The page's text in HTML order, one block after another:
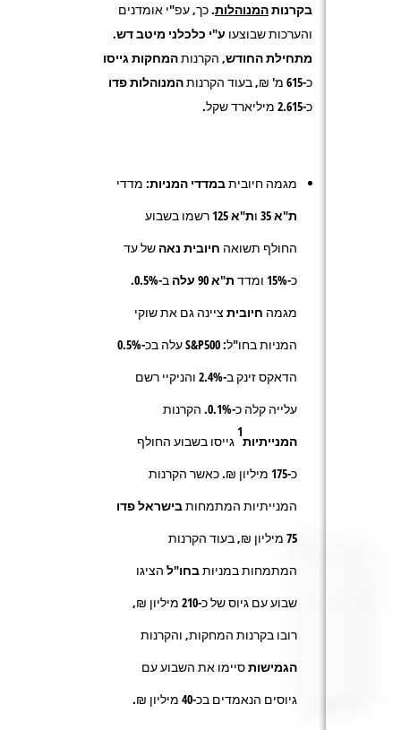
בקרנותהמנוהלות. כך, עפ"י אומדנים
והערכות שבוצעו ע"י כלכלני מיטב דש.
מתחילת החודש, הקרנותהמחקותגייסו
כ-615 מ' ₪, בעוד הקרנותהמנוהלות פדו
כ-2.615 מיליארד שקל.
מגמה חיוביתבמדדי המניות: מדדי
ת"א 35
ות"א 125
רשמו בשבוע
החולף תשואה חיובית נאה של עד
כ-15% ומדד ת"א 90 עלה ב-0.5%
.
מגמה חיובית ציינה גם את שוקי
המניות בחו"ל: S&P500 עלה בכ-0.5%
הדאקס זינק ב-2.4% והניקיי רשם
עלייה קלה כ-0.1%. הקרנות
המנייתיות
1
גייסו בשבוע החולף
כ-175 מיליון ₪. כאשר הקרנות
המנייתיות המתמחותבישראלפדו
75 מיליון ₪,בעוד הקרנות
המתמחות במניותבחו"ל הציגו
שבוע עם גיוס של כ-210 מיליון ₪,
רובו בקרנות המחקות, והקרנות
הגמישותסיימו את השבוע עם
גיוסים הנאמדים בכ-40 מיליון ₪.